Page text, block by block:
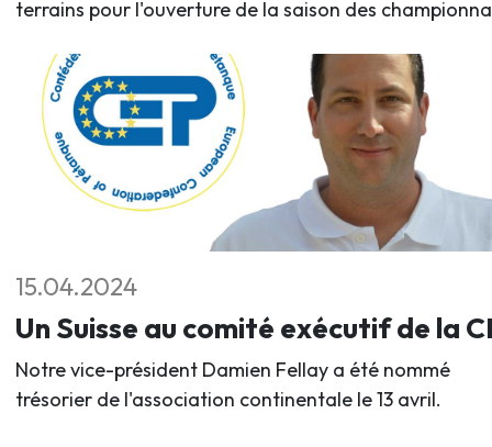
terrains pour l'ouverture de la saison des
15.04.2024
Un Suisse au comité exécutif de la
Notre vice-président Damien Fellay a été nommé
trésorier de l'association continentale le 13 avril.